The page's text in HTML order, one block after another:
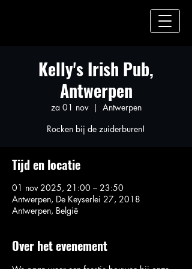
Kelly's Irish Pub,
Antwerpen
za 01 nov
  |
Antwerpen
Rocken bij de zuiderburen!
Tijd en locatie
01 nov 2025, 21:00 – 23:50
Antwerpen, De Keyserlei 27, 2018
Antwerpen, België
Over het evenement